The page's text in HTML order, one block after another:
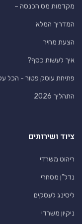
מקדמות מס הכנסה –
המדריך המלא
הצעת מחיר
איך לעשות כסף?
פתיחת עוסק פטור - הכל
התהליך 2026
ציוד ושירותים
ריהוט משרדי
נדל"ן מסחרי
ליסינג לעסקים
ניקיון משרדי